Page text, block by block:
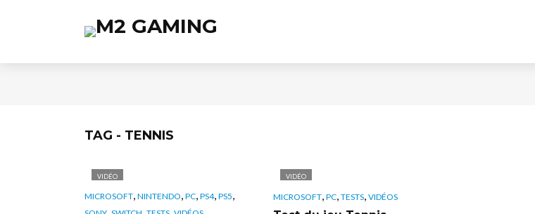
TAG - TENNIS
VIDÉO
MICROSOFT, NINTENDO, PC, PS4, PS5,
VIDÉO
MICROSOFT, PC, TESTS, VIDÉOS